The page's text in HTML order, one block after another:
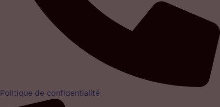
Politique de confidentialité